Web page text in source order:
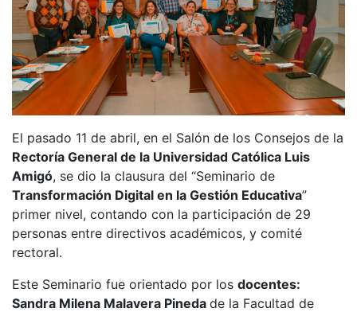
El pasado 11 de abril, en el Salón de los Consejos de la
Rectoría General de la Universidad Católica Luis
Amigó, se dio la clausura del “Seminario de
Transformación Digital en la Gestión Educativa”
primer nivel, contando con la participación de 29
personas entre directivos académicos, y comité
rectoral.
Este Seminario fue orientado por los docentes:
Sandra Milena Malavera Pineda de la Facultad de